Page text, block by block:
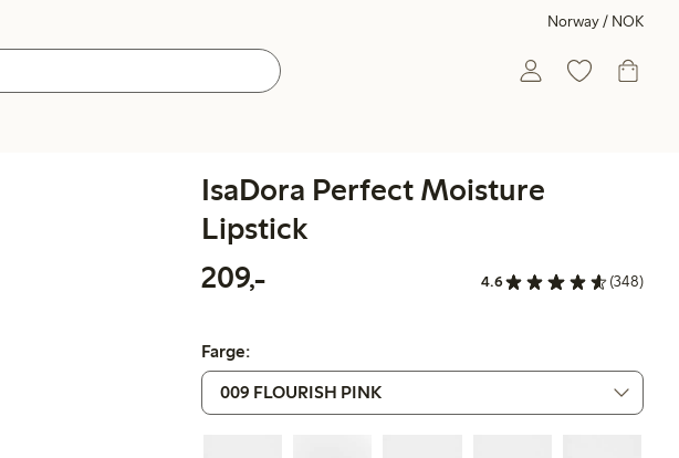
Norway / NOK
IsaDora Perfect Moisture
Lipstick
209,-
4.6 (348)
Farge: